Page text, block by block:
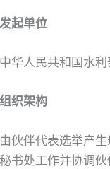
发起单位
中华人民共和国水
组织架构
由伙伴代表选举产
秘书处工作并协调